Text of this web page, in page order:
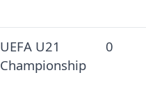
UEFA U21
Championship
0